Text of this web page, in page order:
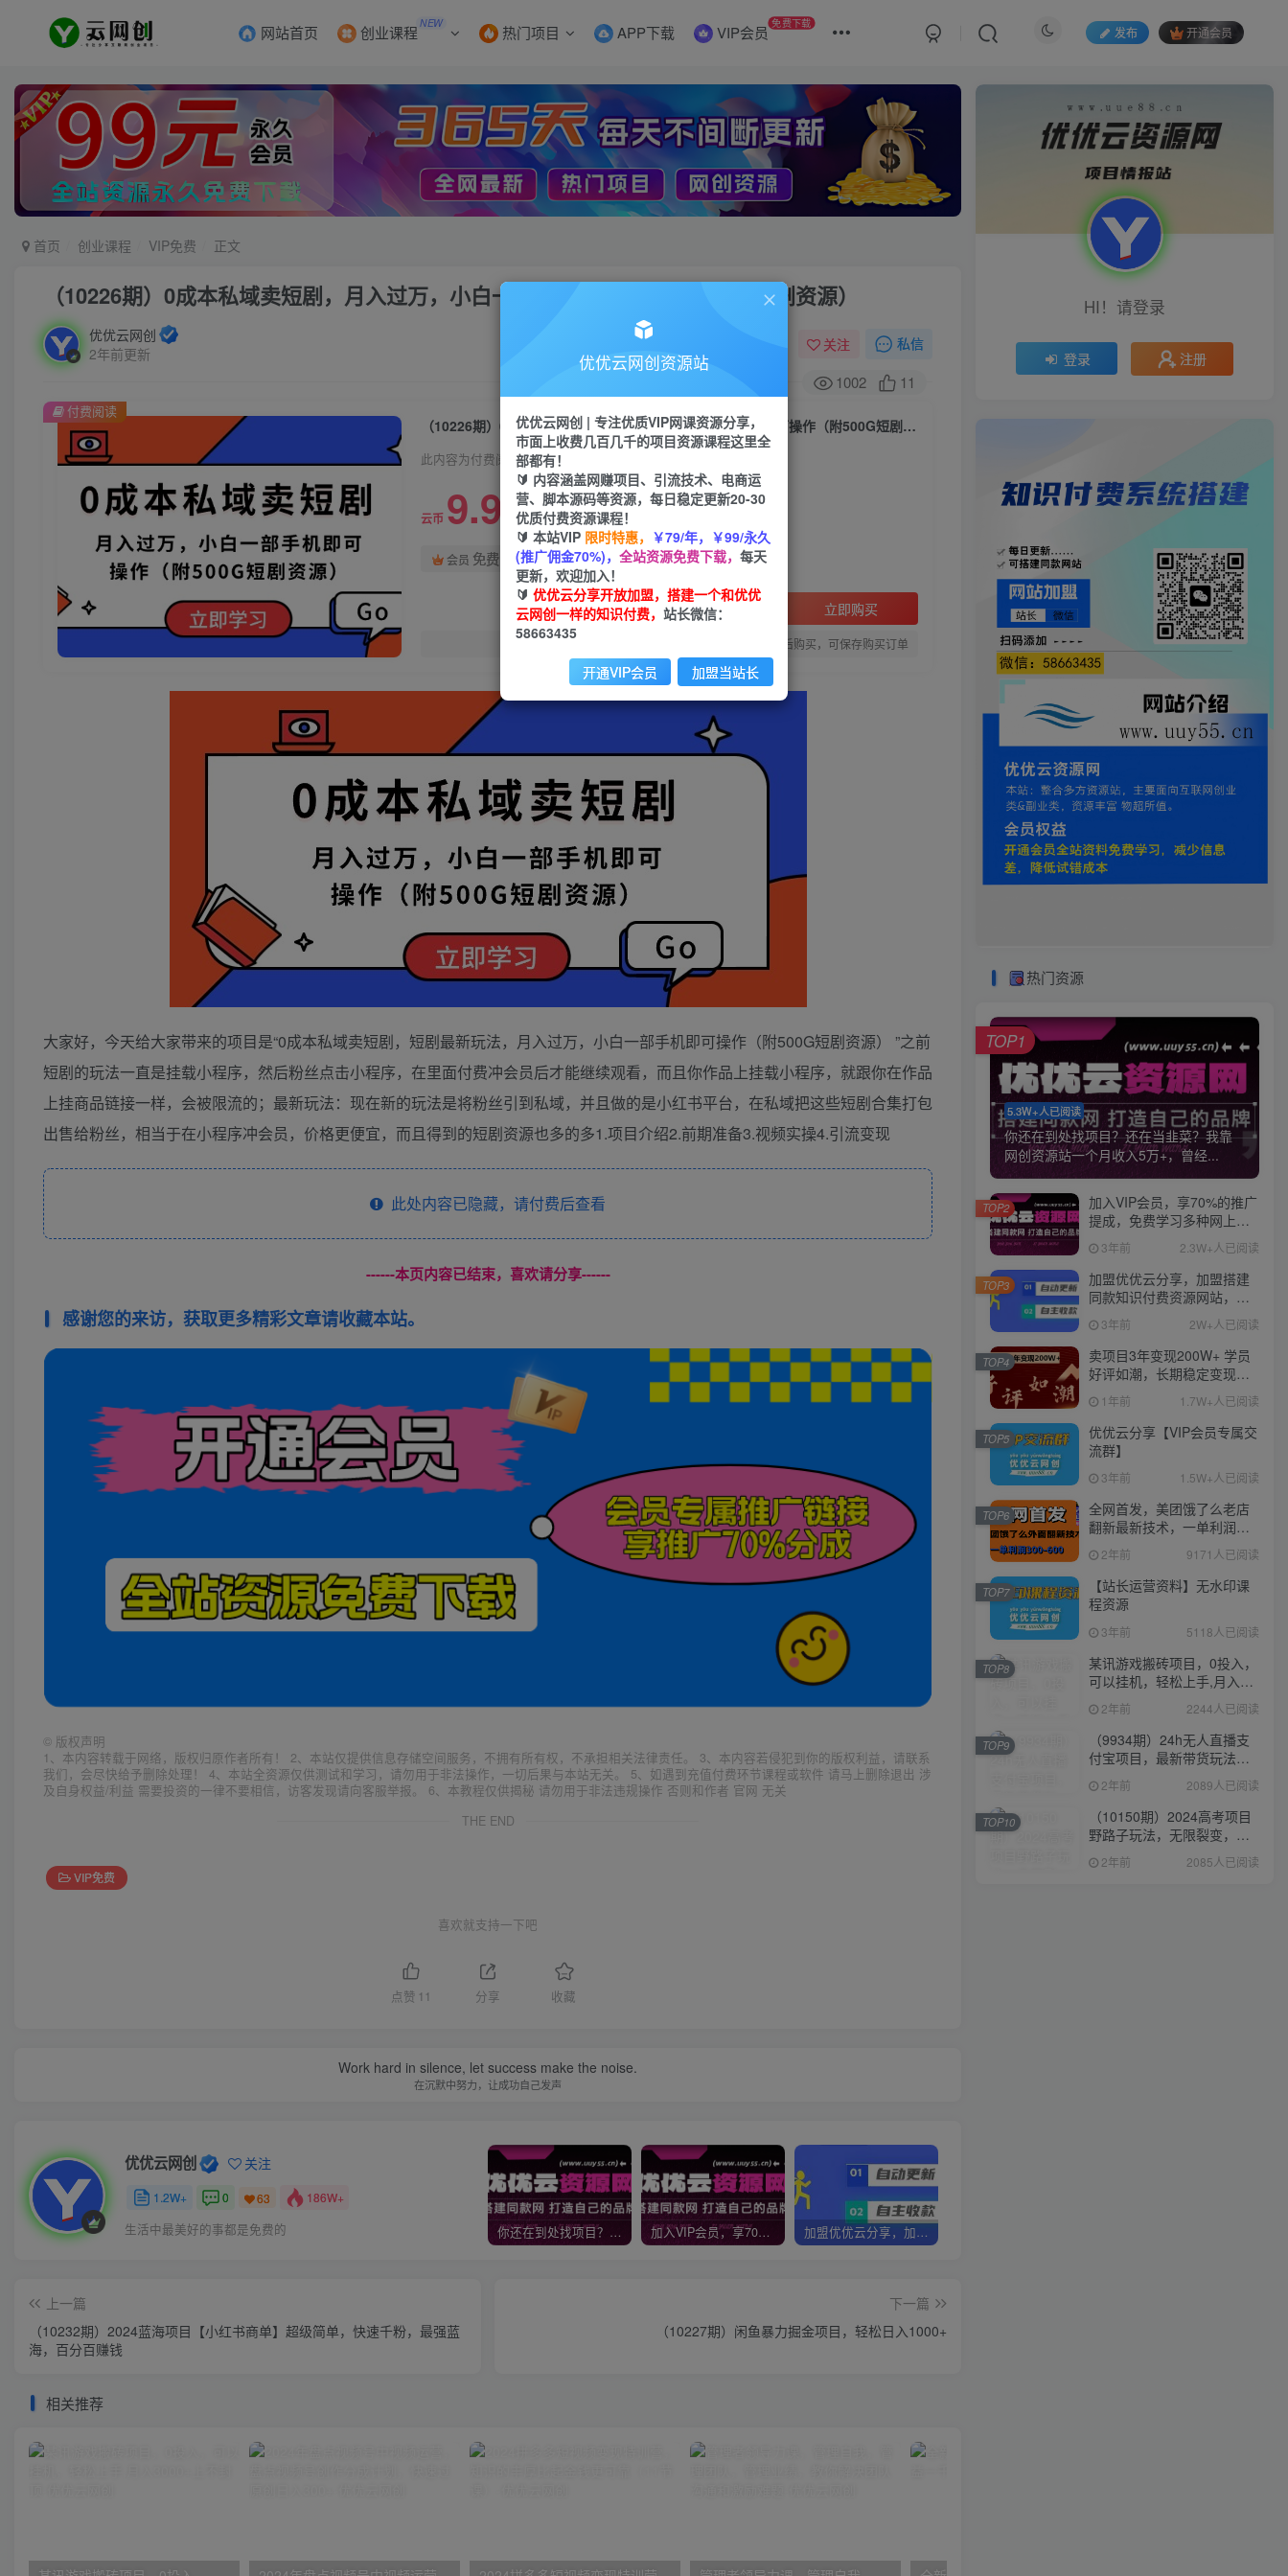
网站首页 创业课程 NEW 热门项目 APP下载 VIP会员 免费下载
发布 开通会员
首页 创业课程 VIP免费 正文
（10226期）0成本私域卖短剧，月入过万，小白一部手机即可操作（附500G短剧资源）
优优云网创
2年前更新
关注 私信
1002 11
（10226期）0成本私域卖短剧，月入过万，小白一部手机即可操作（附500G短剧资源）
此内容为付费阅读，请付费后查看
云币 9.9 限时特惠
云币99
会员 免费
立即购买
您当前未登录！建议登陆后购买，可保存购买订单
付费阅读
大家好，今天给大家带来的项目是“0成本私域卖短剧，短剧最新玩法，月入过万，小白一部手机即可操作（附500G短剧资源） ”之前
短剧的玩法一直是挂载小程序，然后粉丝点击小程序，在里面付费冲会员后才能继续观看，而且你作品上挂载小程序，就跟你在作品
上挂商品链接一样，会被限流的；最新玩法：现在新的玩法是将粉丝引到私域，并且做的是小红书平台，在私域把这些短剧合集打包
出售给粉丝，相当于在小程序冲会员，价格更便宜，而且得到的短剧资源也多的多1.项目介绍2.前期准备3.视频实操4.引流变现
此处内容已隐藏，请付费后查看
------本页内容已结束，喜欢请分享------
感谢您的来访，获取更多精彩文章请收藏本站。
© 版权声明
1、本内容转载于网络，版权归原作者所有！ 2、本站仅提供信息存储空间服务，不拥有所有权，不承担相关法律责任。 3、本内容若侵犯到你的版权利益，请联系
我们，会尽快给予删除处理！ 4、本站全资源仅供测试和学习，请勿用于非法操作，一切后果与本站无关。 5、如遇到充值付费环节课程或软件 请马上删除退出 涉
及自身权益/利益 需要投资的一律不要相信，访客发现请向客服举报。 6、本教程仅供揭秘 请勿用于非法违规操作 否则和作者 官网 无关
THE END
VIP免费
喜欢就支持一下吧
点赞 11 分享 收藏
Work hard in silence, let success make the noise.
在沉默中努力，让成功自己发声
优优云网创 关注
1.2W+ 0 63 186W+
生活中最美好的事都是免费的 你还在到处找项目？还在当韭菜？我靠网创资源站一个月收入5万+，曾经我也是个失败者。 加入VIP会员，享70%的推广提成，免费学习多种网上创业课程，菜鸟秒变大神！ 加盟优优云分享，加盟搭建同款知识付费资源网站，实现长期稳定被动收入~
上一篇
（10232期）2024蓝海项目【小红书商单】超级简单，快速千粉，最强蓝
海，百分百赚钱
下一篇
（10227期）闲鱼暴力掘金项目，轻松日入1000+
相关推荐
HI！请登录
登录 注册
热门资源
5.3W+人已阅读
你还在到处找项目？还在当韭菜？我靠
网创资源站一个月收入5万+，曾经...
TOP1
加入VIP会员，享70%的推广
提成，免费学习多种网上创
业课程，菜鸟秒变大神！
3年前 2.3W+人已阅读
TOP2
加盟优优云分享，加盟搭建
同款知识付费资源网站，实
现长期稳定被动收入~
3年前 2W+人已阅读
TOP3
卖项目3年变现200W+ 学员
好评如潮，长期稳定变现，
可以一直干到老！
1年前 1.7W+人已阅读
TOP4
优优云分享【VIP会员专属交
流群】
3年前 1.5W+人已阅读
TOP5
全网首发，美团饿了么老店
翻新最新技术，一单利润
300-600
2年前 9171人已阅读
TOP6
【站长运营资料】无水印课
程资源
3年前 5118人已阅读
TOP7
某讯游戏搬砖项目，0投入，
可以挂机，轻松上手,月入
3000+上不封顶
2年前 2244人已阅读
TOP8
（9934期）24h无人直播支
付宝项目，最新带货玩法，
纯躺赚实测日入500+
2年前 2089人已阅读
TOP9
（10150期）2024高考项目
野路子玩法，无限裂变，最
高一天1W＋！
2年前 2085人已阅读
TOP10
优优云网创资源站
优优云网创 | 专注优质VIP网课资源分享，
市面上收费几百几千的项目资源课程这里全
部都有！
🔰 内容涵盖网赚项目、引流技术、电商运
营、脚本源码等资源，每日稳定更新20-30
优质付费资源课程！
🔰 本站VIP 限时特惠， ￥79/年，￥99/永久
(推广佣金70%)， 全站资源免费下载， 每天
更新，欢迎加入！
🔰 优优云分享开放加盟，搭建一个和优优
云网创一样的知识付费， 站长微信：
58663435
开通VIP会员 加盟当站长